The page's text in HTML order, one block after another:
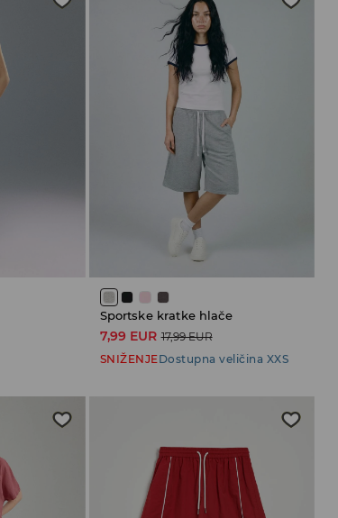
Sportske kratke hlače
7,99 EUR 17,99 EUR
SNIŽENJEDostupna veličina XXS